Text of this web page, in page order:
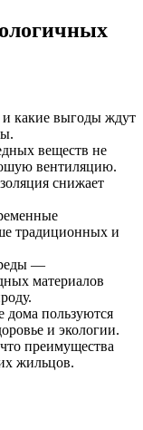
и какие выгоды ждут
веществ не
вентиляцию.
снижает
традиционных и
—
материалов
пользуются
и экологии.
преимущества
жильцов.